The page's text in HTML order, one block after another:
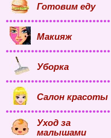
Готовим еду
Макияж
Уборка
Салон красоты
Уход за
малышами